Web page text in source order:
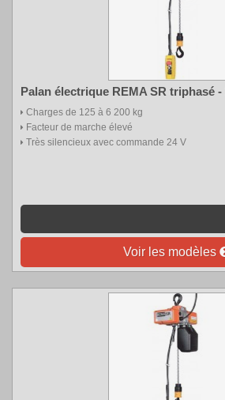
Palan électrique REMA SR triphasé -
Charges de 125 à 6 200 kg
Facteur de marche élevé
Très silencieux avec commande 24 V
Voir les modèles